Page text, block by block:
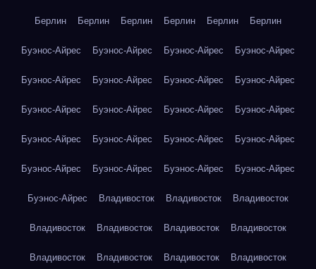
Берлин Берлин Берлин Берлин Берлин Берлин
Буэнос-Айрес Буэнос-Айрес Буэнос-Айрес Буэнос-Айрес
Буэнос-Айрес Буэнос-Айрес Буэнос-Айрес Буэнос-Айрес
Буэнос-Айрес Буэнос-Айрес Буэнос-Айрес Буэнос-Айрес
Буэнос-Айрес Буэнос-Айрес Буэнос-Айрес Буэнос-Айрес
Буэнос-Айрес Буэнос-Айрес Буэнос-Айрес Буэнос-Айрес
Буэнос-Айрес Владивосток Владивосток Владивосток
Владивосток Владивосток Владивосток Владивосток
Владивосток Владивосток Владивосток Владивосток